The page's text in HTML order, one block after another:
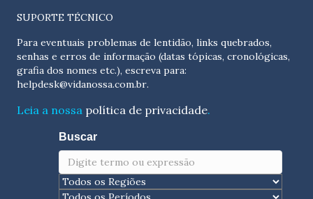
SUPORTE TÉCNICO
Para eventuais problemas de lentidão, links quebrados,
senhas e erros de informação (datas tópicas, cronológicas,
helpdesk@vidanossa.com.br.
Leia a nossa política de privacidade.
Buscar